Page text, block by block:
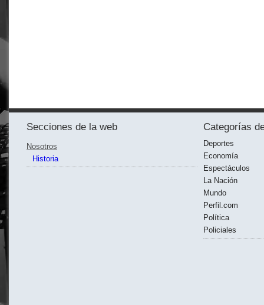
Secciones de la web
Nosotros
Historia
Categorías
Deportes
Economía
Espectáculos
La Nación
Mundo
Perfil.com
Política
Policiales